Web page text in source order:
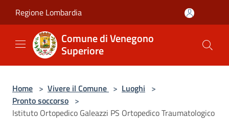
Regione Lombardia
Comune di Venegono
Superiore
Home > Vivere il Comune > Luoghi >
Pronto soccorso >
Istituto Ortopedico Galeazzi PS Ortopedico Traumatologico